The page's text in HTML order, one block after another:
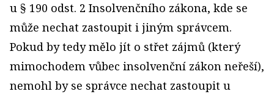
u § 190 odst. 2 Insolvenčního zákona, kde se
může nechat zastoupit i jiným správcem.
Pokud by tedy mělo jít o střet zájmů (který
mimochodem vůbec insolvenční zákon neřeší),
nemohl by se správce nechat zastoupit u